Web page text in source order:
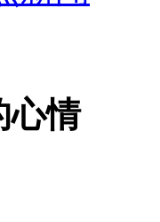
心情